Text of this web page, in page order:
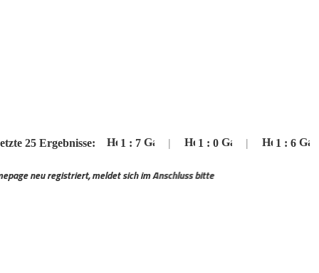
Ergebnisse: 1: | : | : |
meldet sich im Anschluss bitte auf unseren Discord Server an zur